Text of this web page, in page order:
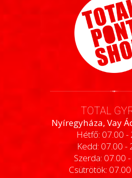
TOTAL
Nyíregyháza, Vay
Hétfő: 07.00 -
Kedd: 07.00 -
Szerda: 07.00
Csütrötök: